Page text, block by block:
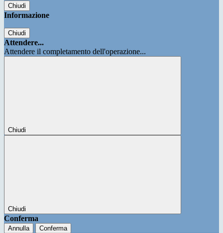
Chiudi
Informazione
Chiudi
Attendere...
Attendere il completamento dell'operazione...
Chiudi
Chiudi
Conferma
Annulla Conferma